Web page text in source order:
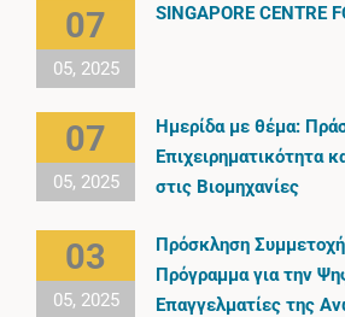
07
05, 2025
SINGAPORE CENTRE
07
05, 2025
Ημερίδα με θέμα:
Επιχειρηματικότητα
στις Βιομηχανίες
03
05, 2025
Πρόσκληση
Πρόγραμμα για την
Επαγγελματίες της